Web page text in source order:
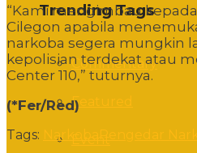
Trending Tags
Commentary
Featured
“Kami mengimbau
Cilegon apabila
narkoba segera mungkin
kepolisian terdekat atau
Center 110,” tuturnya.
(*Fer/Red)
Tags: Narkoba